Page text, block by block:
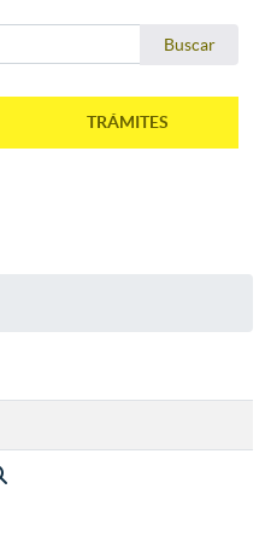
Buscar
TRÁMITES